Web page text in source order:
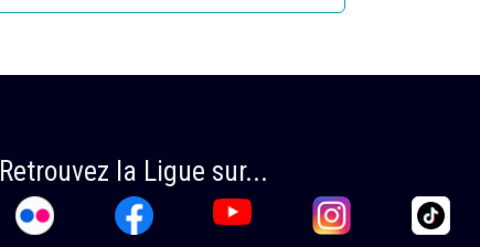
Retrouvez la Ligue sur...